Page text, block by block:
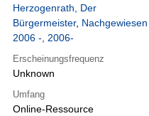
Herzogenrath, Der
Bürgermeister, Nachgewiesen
2006 -, 2006-
Erscheinungsfrequenz
Unknown
Umfang
Online-Ressource